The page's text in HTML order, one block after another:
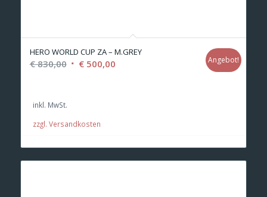
HERO WORLD CUP ZA – M.GREY
€830,00 Ursprünglicher
€500,00Aktueller
Angebot!
inkl. MwSt.
zzgl. Versandkosten